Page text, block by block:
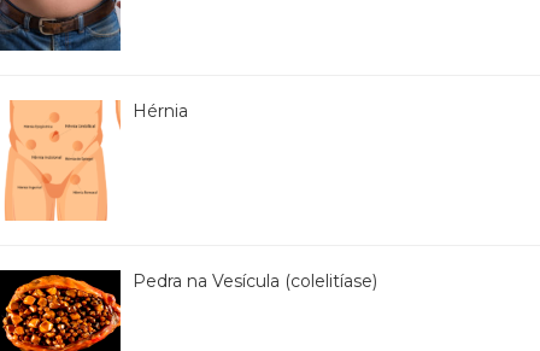
Hérnia
Pedra na Vesícula (colelitíase)